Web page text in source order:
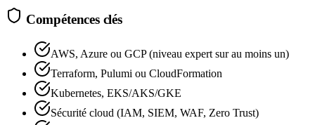
Compétences clés
AWS, Azure ou GCP (niveau expert sur au moins un)
Terraform, Pulumi ou CloudFormation
Kubernetes, EKS/AKS/GKE
Sécurité cloud (IAM, SIEM, WAF, Zero Trust)